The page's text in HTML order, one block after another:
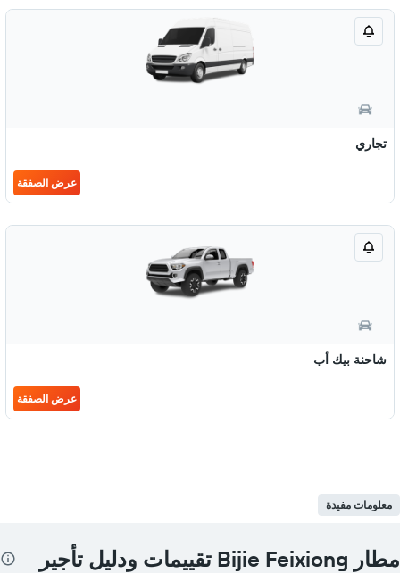
تجاري
عرض الصفقة
شاحنة بيك أب
عرض الصفقة
معلومات مفيدة
مطار Bijie Feixiong تقييمات ودليل تأجير